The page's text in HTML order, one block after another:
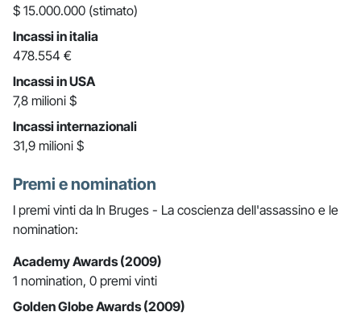
$ 15.000.000 (stimato)
Incassi in italia
478.554 €
Incassi in USA
7,8 milioni $
Incassi internazionali
31,9 milioni $
Premi e nomination
I premi vinti da In Bruges - La coscienza dell'assassino e le
nomination:
Academy Awards (2009)
1 nomination, 0 premi vinti
Golden Globe Awards (2009)